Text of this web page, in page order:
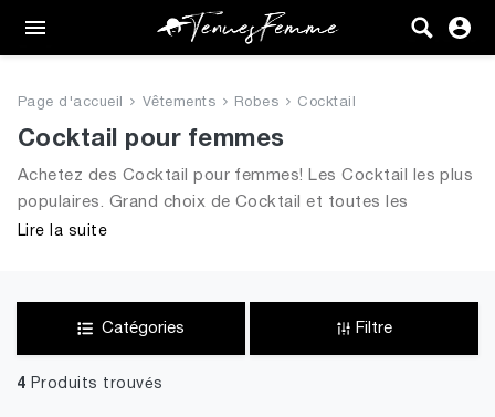
Femme
Vêtements
Chaussures
Sacs
Page d'accueil Vêtements Robes Cocktail
Cocktail pour femmes
Achetez des Cocktail pour femmes! Les Cocktail les plus
populaires. Grand choix de Cocktail et toutes les
tendances de 2026 pour dames
Lire la suite
Catégories Filtre
4 Produits trouvés